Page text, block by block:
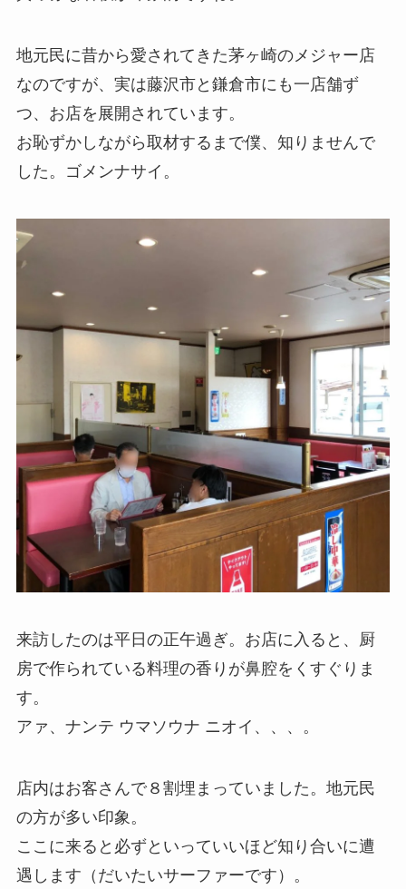
地元民に昔から愛されてきた茅ヶ崎のメジャー店
なのですが、実は藤沢市と鎌倉市にも一店舗ず
つ、お店を展開されています。
お恥ずかしながら取材するまで僕、知りませんで
した。ゴメンナサイ。
来訪したのは平日の正午過ぎ。お店に入ると、厨
房で作られている料理の香りが鼻腔をくすぐりま
す。
アァ、ナンテ ウマソウナ ニオイ、、、。
店内はお客さんで８割埋まっていました。地元民
の方が多い印象。
ここに来ると必ずといっていいほど知り合いに遭
遇します（だいたいサーファーです）。